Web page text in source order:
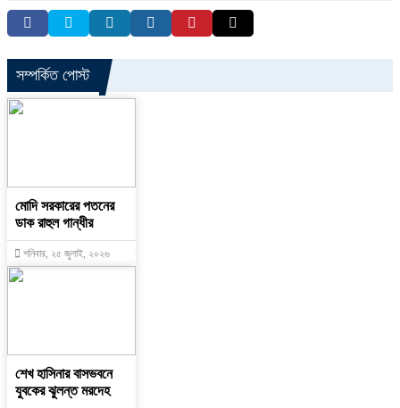
সম্পর্কিত পোস্ট
মোদি সরকারের পতনের
ডাক রাহুল গান্ধীর
শনিবার, ২৫ জুলাই, ২০২৬
শেখ হাসিনার বাসভবনে
যুবকের ঝুলন্ত মরদেহ